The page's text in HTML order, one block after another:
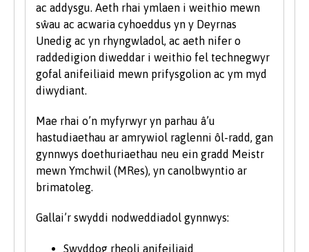
ac addysgu. Aeth rhai ymlaen i weithio mewn
sŵau ac acwaria cyhoeddus yn y Deyrnas
Unedig ac yn rhyngwladol, ac aeth nifer o
raddedigion diweddar i weithio fel technegwyr
gofal anifeiliaid mewn prifysgolion ac ym myd
diwydiant.
Mae rhai o’n myfyrwyr yn parhau â’u
hastudiaethau ar amrywiol raglenni ôl-radd, gan
gynnwys doethuriaethau neu ein gradd Meistr
mewn Ymchwil (MRes), yn canolbwyntio ar
brimatoleg.
Gallai’r swyddi nodweddiadol gynnwys:
Swyddog rheoli anifeiliaid